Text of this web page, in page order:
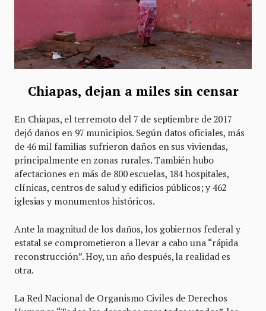
Chiapas, dejan a miles sin censar
En Chiapas, el terremoto del 7 de septiembre de 2017
dejó daños en 97 municipios. Según datos oficiales, más
de 46 mil familias sufrieron daños en sus viviendas,
principalmente en zonas rurales. También hubo
afectaciones en más de 800 escuelas, 184 hospitales,
clínicas, centros de salud y edificios públicos; y 462
iglesias y monumentos históricos.
Ante la magnitud de los daños, los gobiernos federal y
estatal se comprometieron a llevar a cabo una “rápida
reconstrucción”. Hoy, un año después, la realidad es
otra.
La Red Nacional de Organismo Civiles de Derechos